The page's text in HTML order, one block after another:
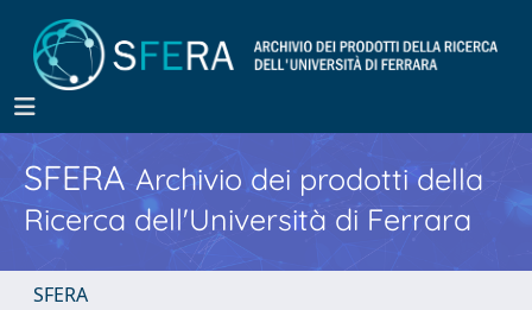
SFERA Archivio dei prodotti della
Ricerca dell'Università di Ferrara
SFERA